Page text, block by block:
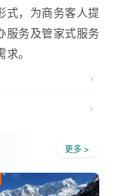
式，为商务客人提
服务及管家式服务
。
更多 >